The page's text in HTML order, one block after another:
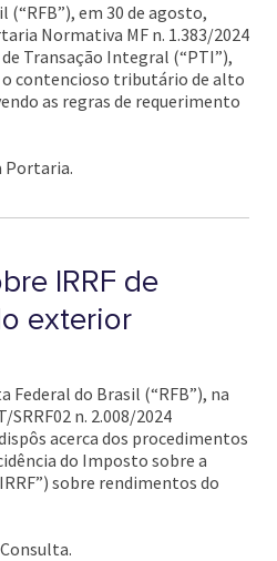
(“RFB”), em 30 de agosto,
Normativa MF n. 1.383/2024
Transação Integral (“PTI”),
contencioso tributário de alto
as regras de requerimento
Portaria.
IRRF de
exterior
Federal do Brasil (“RFB”), na
n. 2.008/2024
acerca dos procedimentos
do Imposto sobre a
sobre rendimentos do